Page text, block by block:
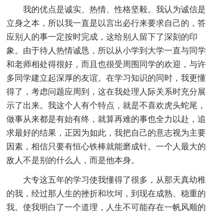
我的优点是诚实、热情、性格坚毅。我认为诚信是
立身之本，所以我一直是以言出必行来要求自己的，答
应别人的事一定按时完成，这给别人留下了深刻的印
象。由于待人热情诚恳，所以从小学到大学一直与同学
和老师相处得很好，而且也很受周围同学的欢迎，与许
多同学建立起深厚的友谊。在学习知识的同时，我更懂
得了，考虑问题应周到，这在我处理人际关系时充分展
示了出来。我这个人有个特点，就是不喜欢虎头蛇尾，
做事从来都是有始有终，就算再难的事也全力以赴，追
求最好的结果，正因为如此，我把自己的意志视为主要
因素，相信只要有恒心铁棒就能磨成针。一个人最大的
敌人不是别的什么人，而是他本身。
大专这五年的学习使我懂得了很多，从那天真幼稚
的我，经过那人生的挫折和坎坷，到现在成熟、稳重的
我。使我明白了一个道理，人生不可能存在一帆风顺的